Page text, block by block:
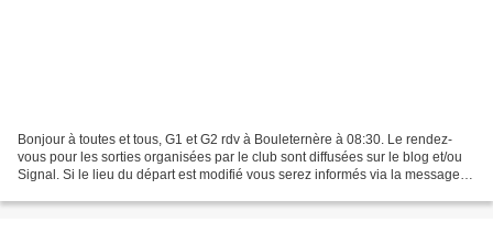
Bonjour à toutes et tous, G1 et G2 rdv à Bouleternère à 08:30. Le rendez-
vous pour les sorties organisées par le club sont diffusées sur le blog et/ou
Signal. Si le lieu du départ est modifié vous serez informés via la messagerie